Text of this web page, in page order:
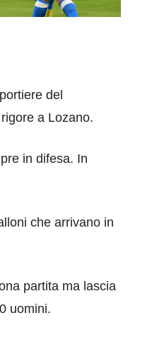
del
a Lozano.
in difesa. In
che arrivano in
partita ma lascia
uomini.